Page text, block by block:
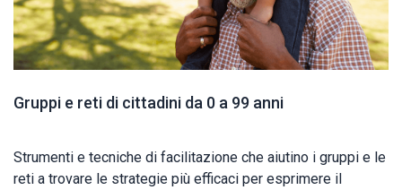
Gruppi e reti di cittadini da 0 a 99 anni
Strumenti e tecniche di facilitazione che aiutino i gruppi e le
reti a trovare le strategie più efficaci per esprimere il